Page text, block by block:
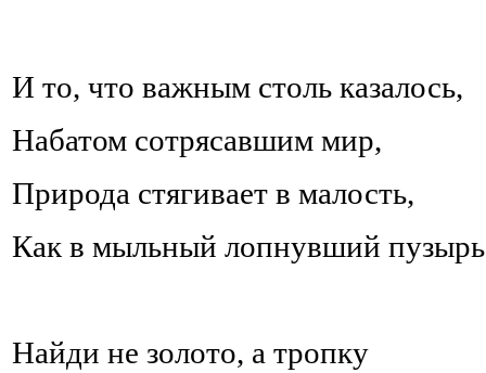
И то, что важным столь казалось,
Набатом сотрясавшим мир,
Природа стягивает в малость,
Как в мыльный лопнувший
Найди не золото, а тропку